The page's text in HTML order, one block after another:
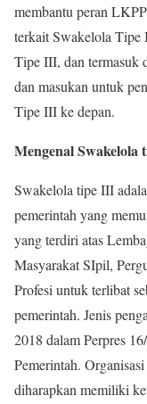
membantu peran
terkait Swakelola Tipe
Tipe III, dan termasuk
dan masukan untuk
Tipe III ke depan.
Mengenal Swakelola
Swakelola tipe III
pemerintah yang
yang terdiri atas
Masyarakat SIpil,
Profesi untuk terlibat
pemerintah. Jenis
2018 dalam Perpres
Pemerintah.
diharapkan memiliki